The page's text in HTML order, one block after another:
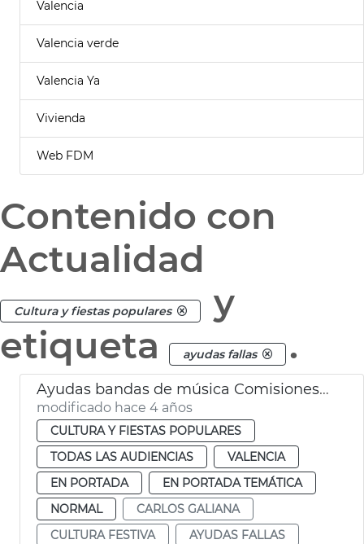
Valencia
Valencia verde
Valencia Ya
Vivienda
Web FDM
Contenido con
Actualidad
Cultura y fiestas populares
y
etiqueta
ayudas fallas .
Ayudas bandas de música Comisiones falleras 2022
modificado hace 4 años
CULTURA Y FIESTAS POPULARES
TODAS LAS AUDIENCIAS
VALENCIA
EN PORTADA
EN PORTADA TEMÁTICA
NORMAL
CARLOS GALIANA
CULTURA FESTIVA
AYUDAS FALLAS